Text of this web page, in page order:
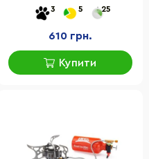
3 5 25
610 грн.
Купити